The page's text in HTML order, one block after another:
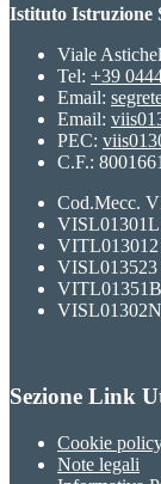
Istituto Istruzione
Viale
Tel: +39
Email:
Email:
PEC:
C.F.:
Cod.Mecc.
VISL01301L
VITL013012
VISL013523
VITL01351B
Sezione Link
Cookie
Note legali